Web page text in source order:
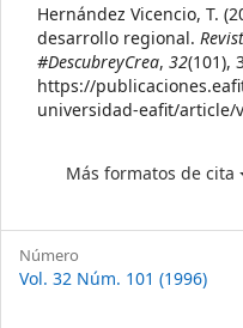
Details
Hernández Vicencio, T.
desarrollo regional.
#DescubreyCrea, 32(101),
https://
universidad-eafit/article/
Más formatos de cita
Número
Vol. 32 Núm. 101 (1996)